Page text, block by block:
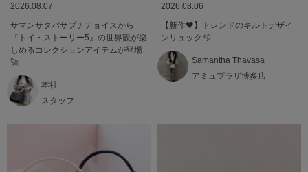
2026.08.07
サマンサタバサプチチョイスから
『トイ・ストーリー5』の世界観が楽
しめるコレクションアイテムが登場
🚀
本社
スタッフ
2026.08.06
【新作🖤】トレンドのキルトデザイ
ンリュック🫧
Samantha Thavasa
アミュプラザ博多店